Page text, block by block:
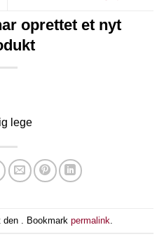
oprettet et nyt
lege
. Bookmark permalink